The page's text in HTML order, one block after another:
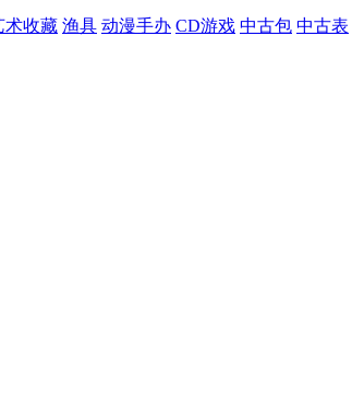
术收藏 渔具 动漫手办 CD游戏 中古包 中古表